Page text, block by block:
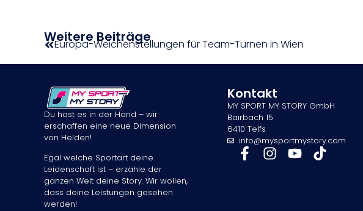
Weitere Beiträge
Europa-Weichenstellungen für Team-Turnen in Wien
Du hast es in der Hand – wir
erschaffen eine neue Dimension
von Helden!
Egal welche Sportart deine
Leidenschaft ist – erzähle der
ganzen Welt deine Story. Wir wollen,
dass deine Leistungen gesehen
werden!
Kontakt
MY SPORT MY STORY GmbH
Bairbach 15
6410 Telfs
info@mysportmystory.com